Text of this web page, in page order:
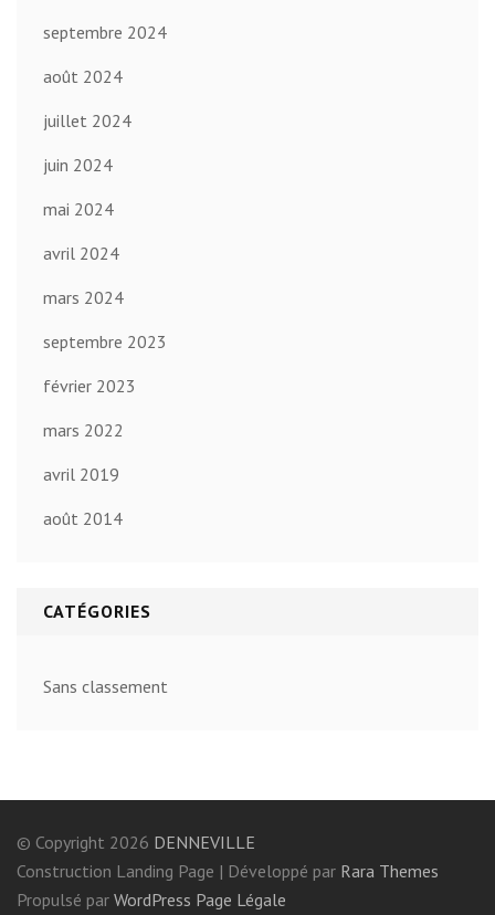
septembre 2024
août 2024
juillet 2024
juin 2024
mai 2024
avril 2024
mars 2024
septembre 2023
février 2023
mars 2022
avril 2019
août 2014
CATÉGORIES
Sans classement
© Copyright 2026 DENNEVILLE
Construction Landing Page | Développé par Rara Themes
Propulsé par WordPress Page Légale